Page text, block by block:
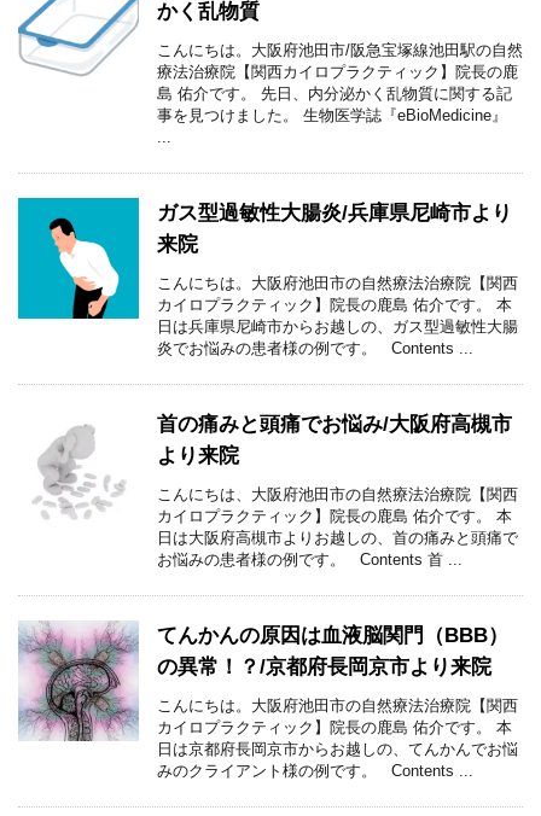
かく乱物質
こんにちは。大阪府池田市/阪急宝塚線池田駅の自然
療法治療院【関西カイロプラクティック】院長の鹿
島 佑介です。 先日、内分泌かく乱物質に関する記
事を見つけました。 生物医学誌『eBioMedicine』
ガス型過敏性大腸炎/兵庫県尼崎市より
来院
こんにちは。大阪府池田市の自然療法治療院【関西
カイロプラクティック】院長の鹿島 佑介です。 本
日は兵庫県尼崎市からお越しの、ガス型過敏性大腸
炎でお悩みの患者様の例です。 Contents ...
首の痛みと頭痛でお悩み/大阪府高槻市
より来院
こんにちは、大阪府池田市の自然療法治療院【関西
カイロプラクティック】院長の鹿島 佑介です。 本
日は大阪府高槻市よりお越しの、首の痛みと頭痛で
お悩みの患者様の例です。 Contents 首 ...
てんかんの原因は血液脳関門（BBB）
の異常！？/京都府長岡京市より来院
こんにちは。大阪府池田市の自然療法治療院【関西
カイロプラクティック】院長の鹿島 佑介です。 本
日は京都府長岡京市からお越しの、てんかんでお悩
みのクライアント様の例です。 Contents ...